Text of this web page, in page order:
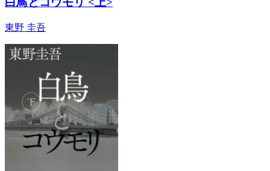
東野 圭吾